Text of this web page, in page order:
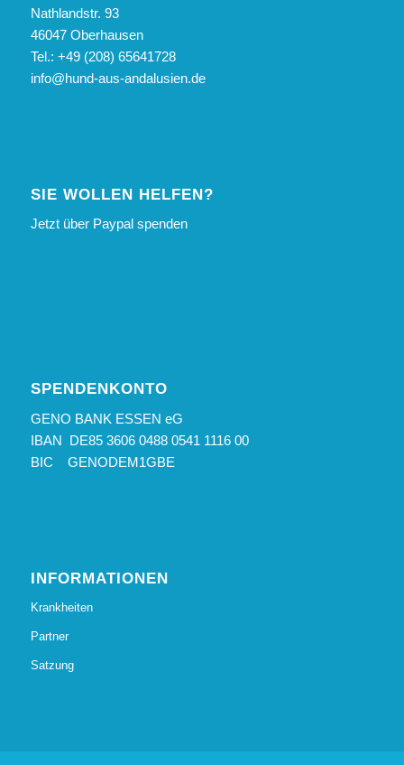
Nathlandstr. 93
46047 Oberhausen
Tel.: +49 (208) 65641728
info@hund-aus-andalusien.de
SIE WOLLEN HELFEN?
Jetzt über Paypal spenden
SPENDENKONTO
GENO BANK ESSEN eG
IBAN DE85 3606 0488 0541 1116 00
BIC GENODEM1GBE
INFORMATIONEN
Krankheiten
Partner
Satzung